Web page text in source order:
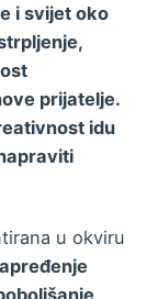
i svijet oko
prijatelje.
idu
u okviru